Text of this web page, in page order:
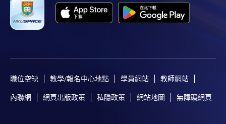
職位空缺 教學/報名中心地點 學員網站 教師網站
內聯網 網頁出版政策 私隱政策 網站地圖 無障礙網頁